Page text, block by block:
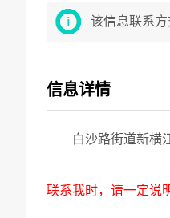
该信息联系方
信息详情
白沙路街道新横
联系我时，请一定说